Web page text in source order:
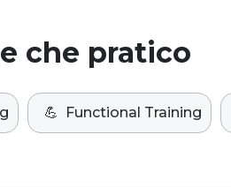
che pratico
💪 Functional Training